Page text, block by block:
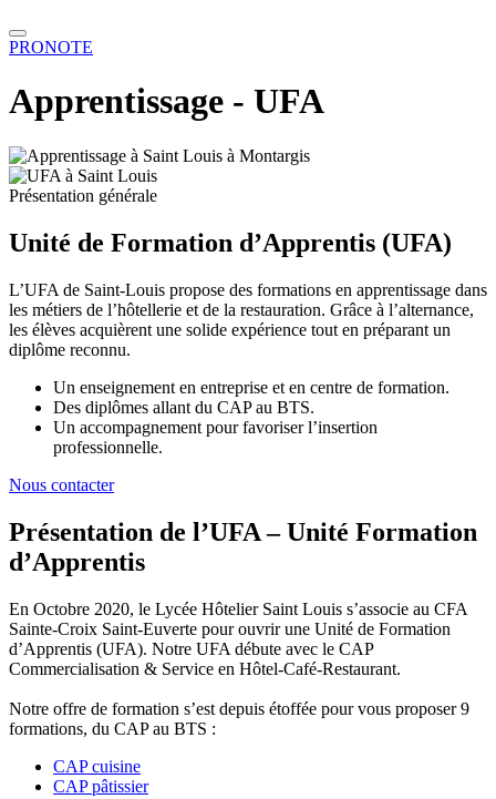
PRONOTE
Apprentissage - UFA
Présentation générale
Unité de Formation d’Apprentis (UFA)
L’UFA de Saint-Louis propose des formations en apprentissage dans
les métiers de l’hôtellerie et de la restauration. Grâce à l’alternance,
les élèves acquièrent une solide expérience tout en préparant un
diplôme reconnu.
Un enseignement en entreprise et en centre de formation.
Des diplômes allant du CAP au BTS.
Un accompagnement pour favoriser l’insertion
professionnelle.
Nous contacter
Présentation de l’UFA – Unité Formation
d’Apprentis
En Octobre 2020, le Lycée Hôtelier Saint Louis s’associe au CFA
Sainte-Croix Saint-Euverte pour ouvrir une Unité de Formation
d’Apprentis (UFA). Notre UFA débute avec le CAP
Commercialisation & Service en Hôtel-Café-Restaurant.
Notre offre de formation s’est depuis étoffée pour vous proposer 9
formations, du CAP au BTS :
CAP cuisine
CAP pâtissier